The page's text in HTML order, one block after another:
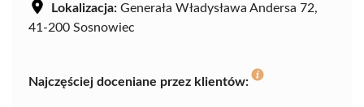
Lokalizacja: Generała Władysława Andersa 72,
41-200 Sosnowiec
Najczęściej doceniane przez klientów: